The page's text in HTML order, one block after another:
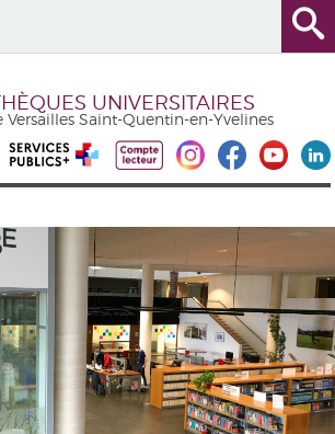
UNIVERSITAIRES
Versailles Saint-Quentin-en-Yvelines